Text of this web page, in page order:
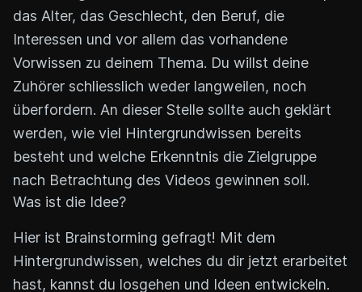
das Alter, das Geschlecht, den Beruf, die
Interessen und vor allem das vorhandene
Vorwissen zu deinem Thema. Du willst deine
Zuhörer schliesslich weder langweilen, noch
überfordern. An dieser Stelle sollte auch geklärt
werden, wie viel Hintergrundwissen bereits
besteht und welche Erkenntnis die Zielgruppe
nach Betrachtung des Videos gewinnen soll.
Was ist die Idee?
Hier ist Brainstorming gefragt! Mit dem
Hintergrundwissen, welches du dir jetzt erarbeitet
hast, kannst du losgehen und Ideen entwickeln.